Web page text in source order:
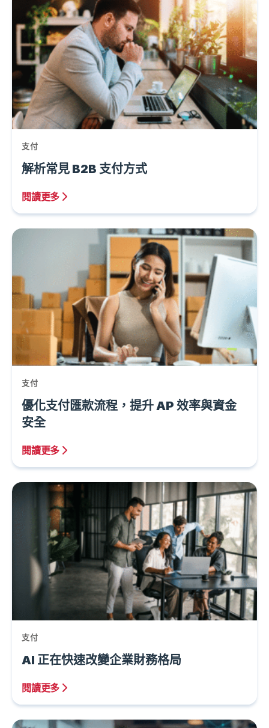
支付
解析常見 B2B 支付方式
閱讀更多
支付
優化支付匯款流程，提升 AP 效率與資金
安全
閱讀更多
支付
AI 正在快速改變企業財務格局
閱讀更多